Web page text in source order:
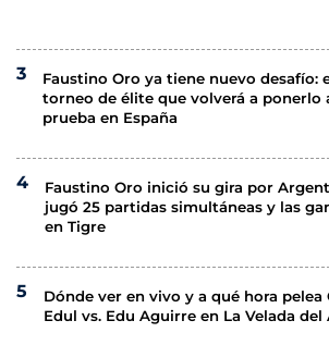
Faustino Oro ya tiene nuevo desafío:
torneo de élite que volverá a ponerlo
prueba en España
Faustino Oro inició su gira por
jugó 25 partidas simultáneas y las
en Tigre
Dónde ver en vivo y a qué hora pelea
Edul vs. Edu Aguirre en La Velada del